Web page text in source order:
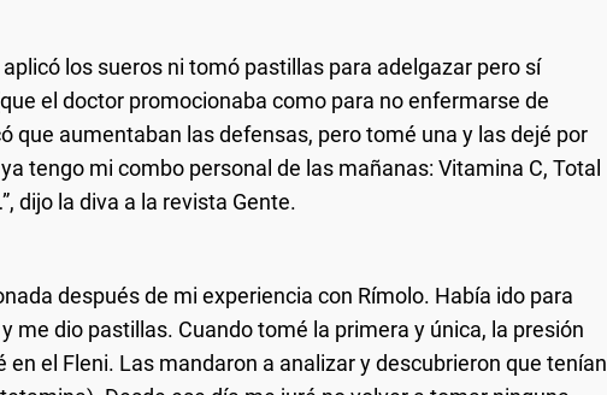
los sueros ni tomó pastillas para adelgazar pero sí
el doctor promocionaba como para no enfermarse de
que aumentaban las defensas, pero tomé una y las dejé por
tengo mi combo personal de las mañanas: Vitamina C, Total
dijo la diva a la revista Gente.
después de mi experiencia con Rímolo. Había ido para
me dio pastillas. Cuando tomé la primera y única, la presión
en el Fleni. Las mandaron a analizar y descubrieron que tenían